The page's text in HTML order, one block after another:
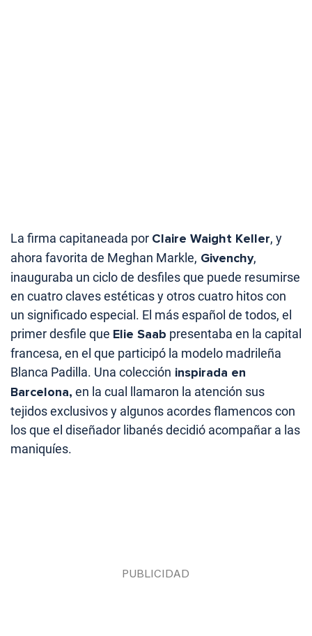
La firma capitaneada por Claire Waight Keller, y
ahora favorita de Meghan Markle, Givenchy,
inauguraba un ciclo de desfiles que puede resumirse
en cuatro claves estéticas y otros cuatro hitos con
un significado especial. El más español de todos, el
primer desfile que Elie Saab presentaba en la capital
francesa, en el que participó la modelo madrileña
Blanca Padilla. Una colección inspirada en
Barcelona, en la cual llamaron la atención sus
tejidos exclusivos y algunos acordes flamencos con
los que el diseñador libanés decidió acompañar a las
maniquíes.